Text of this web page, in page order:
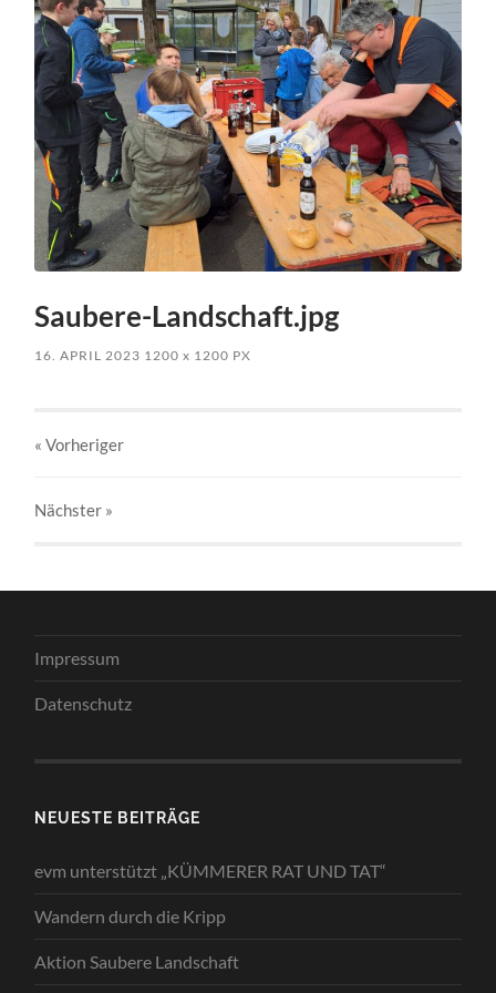
Saubere-Landschaft.jpg
16. APRIL 2023 1200x 1200 PX
« Vorheriger
Nächster »
Impressum
Datenschutz
NEUESTE BEITRÄGE
evm unterstützt „KÜMMERER RAT UND TAT“
Wandern durch die Kripp
Aktion Saubere Landschaft